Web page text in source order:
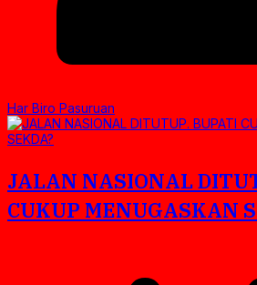
Har Biro Pasuruan
JALAN NASIONAL
CUKUP MENUGASKAN